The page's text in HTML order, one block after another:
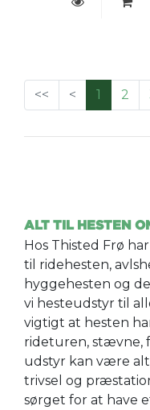
<< < 1 2
ALT TIL HESTEN
Hos Thisted Frø
til ridehesten,
hyggehesten og
vi hesteudstyr til
vigtigt at hesten
rideturen, stævne,
udstyr kan være
trivsel og
sørget for at have